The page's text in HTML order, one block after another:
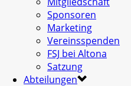
Sponsoren
Marketing
Vereinsspenden
FSJ bei Altona
Satzung
Abteilungen